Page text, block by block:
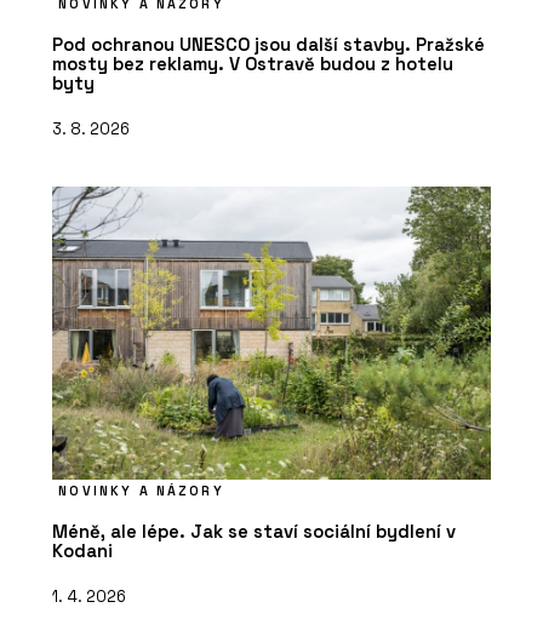
NOVINKY A NÁZORY
Pod ochranou UNESCO jsou další stavby. Pražské
mosty bez reklamy. V Ostravě budou z hotelu
byty
3. 8. 2026
NOVINKY A NÁZORY
Méně, ale lépe. Jak se staví sociální bydlení v
Kodani
1. 4. 2026